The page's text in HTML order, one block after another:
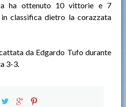
ha ottenuto 10 vittorie e 7
classifica dietro la corazzata
da Edgardo Tufo durante
3-3.